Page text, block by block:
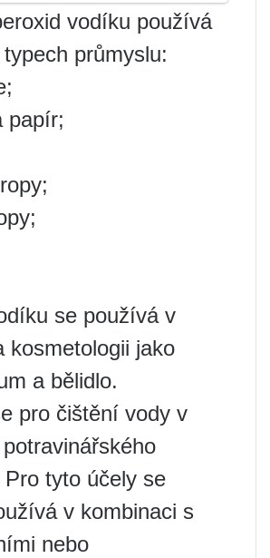
vodíku používá
průmyslu:
papír;
se používá v
kosmetologii jako
a bělidlo.
pro čištění vody v
tyto účely se
v kombinaci s
nebo